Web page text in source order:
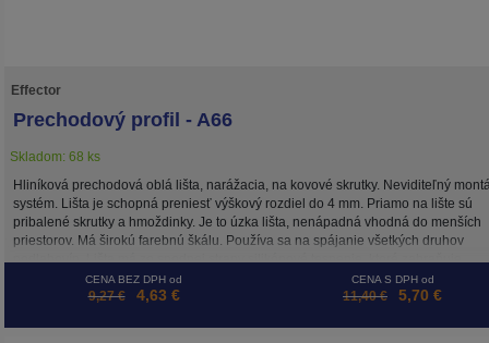
Effector
Prechodový profil - A66
Skladom: 68 ks
Hliníková prechodová oblá lišta, narážacia, na kovové skrutky. Neviditeľný
systém. Lišta je schopná preniesť výškový rozdiel do 4 mm. Priamo na lište sú
pribalené skrutky a hmoždinky. Je to úzka lišta, nenápadná vhodná do menších
priestorov. Má širokú farebnú škálu. Používa sa na spájanie všetkých druhov
klepaniu a vstupu prachu pod lištu.
CENA BEZ DPH od
9,27 € 4,63 €
CENA S DPH od
11,40 € 5,70 €